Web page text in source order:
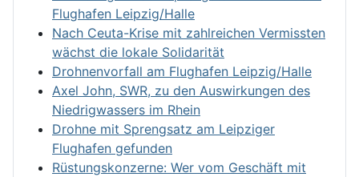
Flughafen Leipzig/Halle
Nach Ceuta-Krise mit zahlreichen Vermissten
wächst die lokale Solidarität
Drohnenvorfall am Flughafen Leipzig/Halle
Axel John, SWR, zu den Auswirkungen des
Niedrigwassers im Rhein
Drohne mit Sprengsatz am Leipziger
Flughafen gefunden
Rüstungskonzerne: Wer vom Geschäft mit